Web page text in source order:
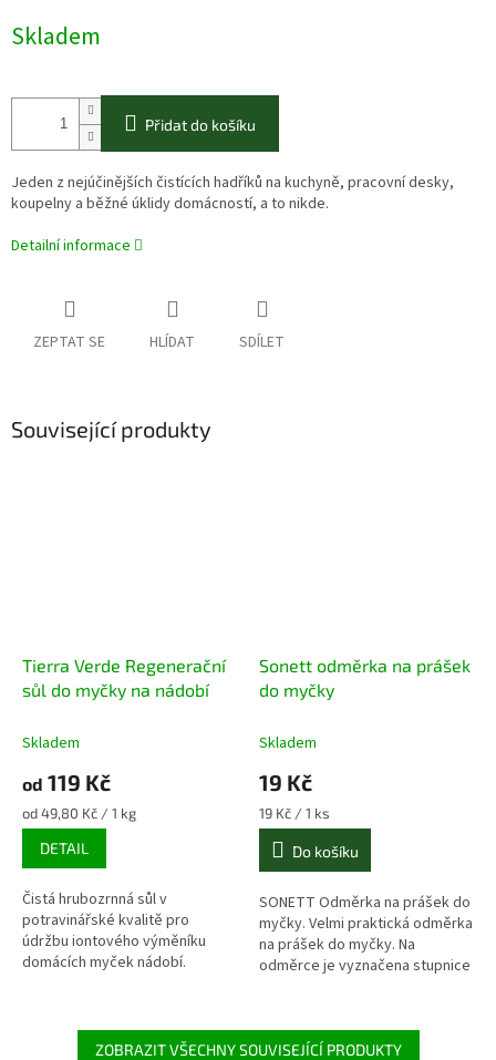
Skladem
Přidat do košíku
Jeden z nejúčinějších čistících hadříků na kuchyně, pracovní desky,
koupelny a běžné úklidy domácností, a to nikde.
Detailní informace
ZEPTAT SE HLÍDAT SDÍLET
Související produkty
Tierra Verde Regenerační
sůl do myčky na nádobí
Skladem
od 119 Kč
Měrná
cena:
od 49,80 Kč / 1 kg
DETAIL
Čistá hrubozrnná sůl v
potravinářské kvalitě pro
údržbu iontového výměníku
domácích myček nádobí.
Sonett odměrka na prášek
do myčky
Skladem
19 Kč
Měrná
cena:
19 Kč / 1 ks
Do košíku
SONETT Odměrka na prášek do
myčky. Velmi praktická odměrka
na prášek do myčky. Na
odměrce je vyznačena stupnice
ZOBRAZIT VŠECHNY SOUVISEJÍCÍ PRODUKTY